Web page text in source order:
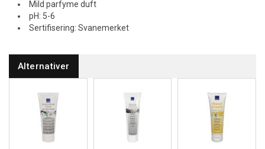
Mild parfyme duft
pH: 5-6
Sertifisering: Svanemerket
Alternativer